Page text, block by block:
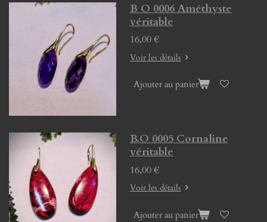
B O 0006 Améthyste
véritable
16,00 €
Voir les détails
Ajouter au panier
B.O 0005 Cornaline
véritable
16,00 €
Voir les détails
Ajouter au panier